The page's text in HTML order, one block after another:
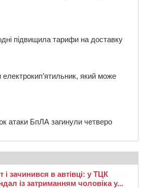
підвищила тарифи на доставку
який може
атаки БпЛА загинули четверо
зачинився в автівці: у ТЦК
із затриманням чоловіка у...